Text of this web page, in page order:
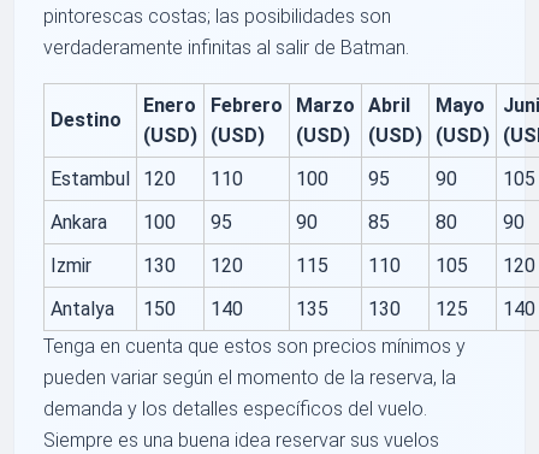
pintorescas costas; las posibilidades son
verdaderamente infinitas al salir de Batman.
Destino
Enero
(USD)
Febrero
(USD)
Marzo
(USD)
Abril
(USD)
Mayo
(USD)
Estambul
120 110 100 95 90
105
Ankara
100 95 90 85 80
90
Izmir
130 120 115 110 105
120
Antalya
150 140 135 130 125
140
Tenga en cuenta que estos son precios mínimos y
pueden variar según el momento de la reserva, la
demanda y los detalles específicos del vuelo.
Siempre es una buena idea reservar sus vuelos